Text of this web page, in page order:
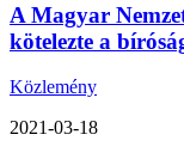
A Magyar
kötelezte a
Közlemény
2021-03-18